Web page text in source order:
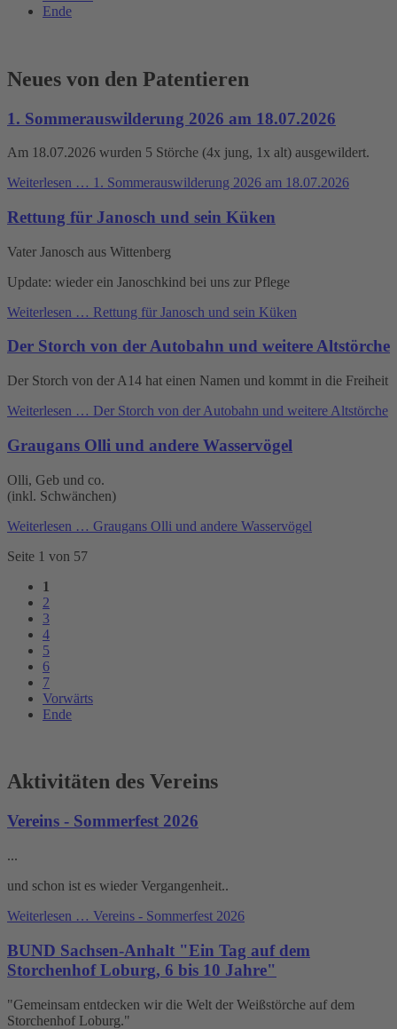
Ende
Neues von den Patentieren
1. Sommerauswilderung 2026 am 18.07.2026
Am 18.07.2026 wurden 5 Störche (4x jung, 1x alt) ausgewildert.
Weiterlesen … 1. Sommerauswilderung 2026 am 18.07.2026
Rettung für Janosch und sein Küken
Vater Janosch aus Wittenberg
Update: wieder ein Janoschkind bei uns zur Pflege
Weiterlesen … Rettung für Janosch und sein Küken
Der Storch von der Autobahn und weitere Altstörche
Der Storch von der A14 hat einen Namen und kommt in die Freiheit
Weiterlesen … Der Storch von der Autobahn und weitere Altstörche
Graugans Olli und andere Wasservögel
Olli, Geb und co.
(inkl. Schwänchen)
Weiterlesen … Graugans Olli und andere Wasservögel
Seite 1 von 57
1
2
3
4
5
6
7
Vorwärts
Ende
Aktivitäten des Vereins
Vereins - Sommerfest 2026
...
und schon ist es wieder Vergangenheit..
Weiterlesen … Vereins - Sommerfest 2026
BUND Sachsen-Anhalt "Ein Tag auf dem
Storchenhof Loburg, 6 bis 10 Jahre"
"Gemeinsam entdecken wir die Welt der Weißstörche auf dem
Storchenhof Loburg."